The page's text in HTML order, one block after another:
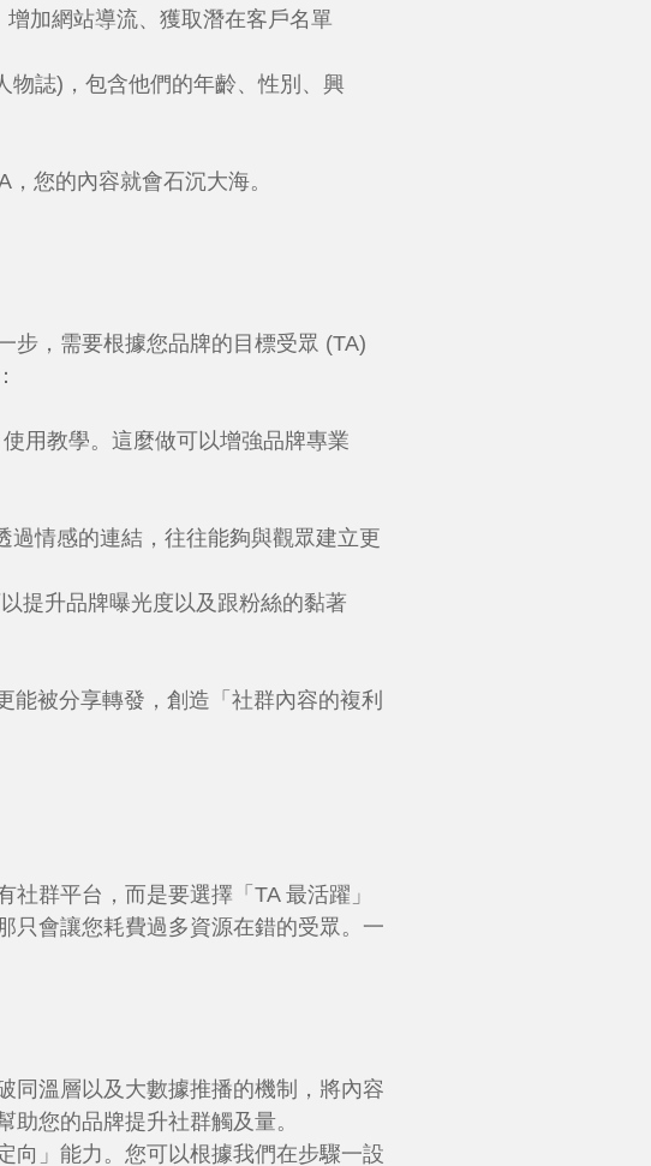
加網站導流、獲取潛在客戶名單
物誌)，包含他們的年齡、性別、興
您的內容就會石沉大海。
步，需要根據您品牌的目標受眾 (TA)
用教學。這麼做可以增強品牌專業
情感的連結，往往能夠與觀眾建立更
提升品牌曝光度以及跟粉絲的黏著
被分享轉發，創造「社群內容的複利
群平台，而是要選擇「TA 最活躍」
只會讓您耗費過多資源在錯的受眾。一
同溫層以及大數據推播的機制，將內容
您的品牌提升社群觸及量。
向」能力。您可以根據我們在步驟一設